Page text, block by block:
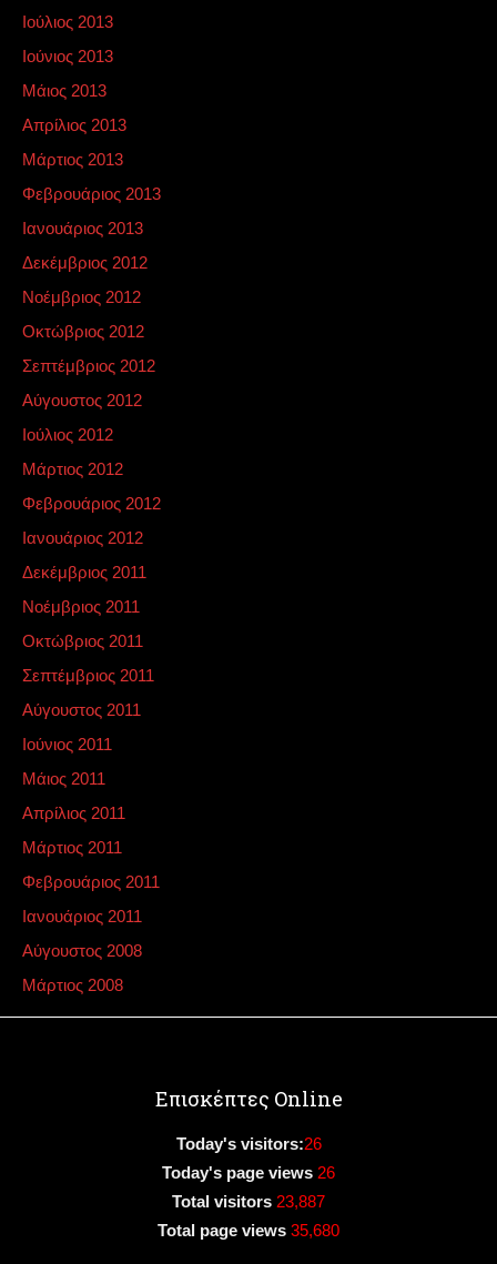
Ιούλιος 2013
Ιούνιος 2013
Μάιος 2013
Απρίλιος 2013
Μάρτιος 2013
Φεβρουάριος 2013
Ιανουάριος 2013
Δεκέμβριος 2012
Νοέμβριος 2012
Οκτώβριος 2012
Σεπτέμβριος 2012
Αύγουστος 2012
Ιούλιος 2012
Μάρτιος 2012
Φεβρουάριος 2012
Ιανουάριος 2012
Δεκέμβριος 2011
Νοέμβριος 2011
Οκτώβριος 2011
Σεπτέμβριος 2011
Αύγουστος 2011
Ιούνιος 2011
Μάιος 2011
Απρίλιος 2011
Μάρτιος 2011
Φεβρουάριος 2011
Ιανουάριος 2011
Αύγουστος 2008
Μάρτιος 2008
Επισκέπτες Online
Today's visitors:26
Today's page views 26
Total visitors 23,887
Total page views 35,680